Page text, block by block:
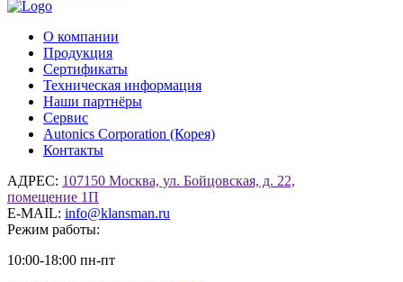
О компании
Продукция
Сертификаты
Техническая информация
Наши партнёры
Сервис
Autonics Corporation (Корея)
Контакты
АДРЕС: 107150 Москва, ул. Бойцовская, д. 22,
помещение 1П
E-MAIL: info@klansman.ru
Режим работы:
10:00-18:00 пн-пт